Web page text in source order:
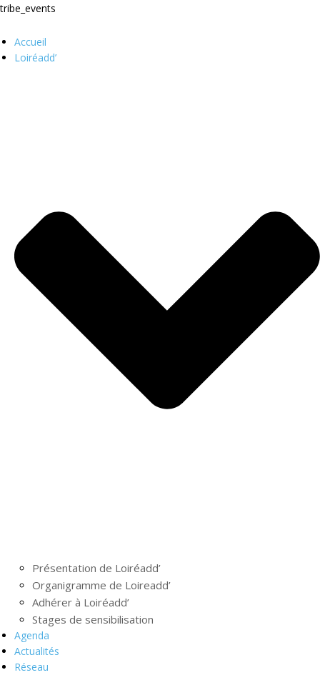
tribe_events
Accueil
Loiréadd’
Présentation de Loiréadd’
Organigramme de Loireadd’
Adhérer à Loiréadd’
Stages de sensibilisation
Agenda
Actualités
Réseau